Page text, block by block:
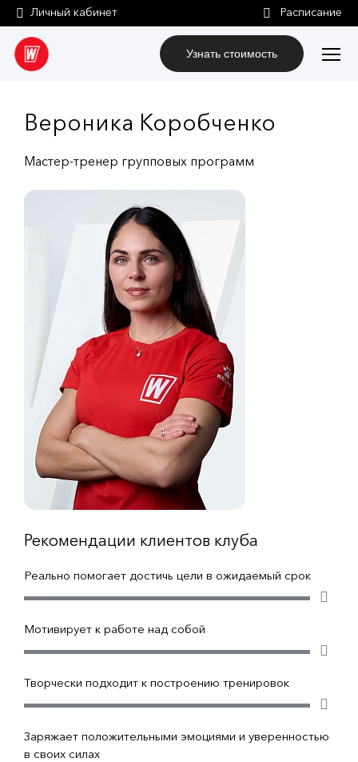
Личный кабинет
Узнать стоимость
Вероника Коробченко
Мастер-тренер групповых программ
Рекомендации клиентов клуба
Реально помогает достичь цели в ожидаемый срок
Мотивирует к работе над собой
Творчески подходит к построению тренировок
Заряжает положительными эмоциями и уверенностью
в своих силах